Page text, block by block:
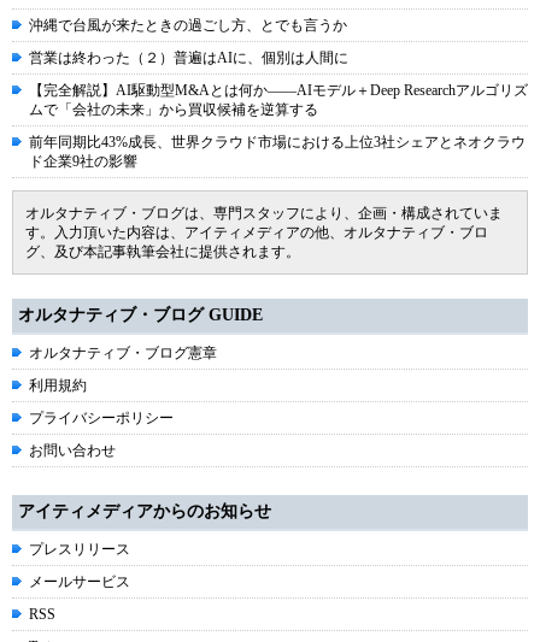
沖縄で台風が来たときの過ごし方、とでも言うか
営業は終わった（２）普遍はAIに、個別は人間に
【完全解説】AI駆動型M&Aとは何か――AIモデル＋Deep Researchアルゴリズ
ムで「会社の未来」から買収候補を逆算する
前年同期比43%成長、世界クラウド市場における上位3社シェアとネオクラウ
ド企業9社の影響
オルタナティブ・ブログは、専門スタッフにより、企画・構成されていま
す。入力頂いた内容は、アイティメディアの他、オルタナティブ・ブロ
グ、及び本記事執筆会社に提供されます。
オルタナティブ・ブログ GUIDE
オルタナティブ・ブログ憲章
利用規約
プライバシーポリシー
お問い合わせ
アイティメディアからのお知らせ
プレスリリース
メールサービス
RSS